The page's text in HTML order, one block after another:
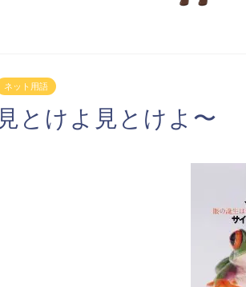
ネット用語
見とけよ見とけよ〜